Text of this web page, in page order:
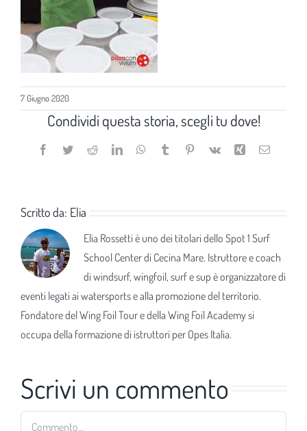
7 Giugno 2020
Condividi questa storia, scegli tu dove!
Facebook
TwitterRedditLinkedInWhatsApp
TumblrPinterest
Vk Xing Email
Scritto da: Elia
Elia Rossetti è uno dei titolari dello Spot 1 Surf
School Center di Cecina Mare. Istruttore e coach
di windsurf, wingfoil, surf e sup è organizzatore di
eventi legati ai watersports e alla promozione del territorio.
Fondatore del Wing Foil Tour e della Wing Foil Academy si
occupa della formazione di istruttori per Opes Italia.
Scrivi un commento
Commento